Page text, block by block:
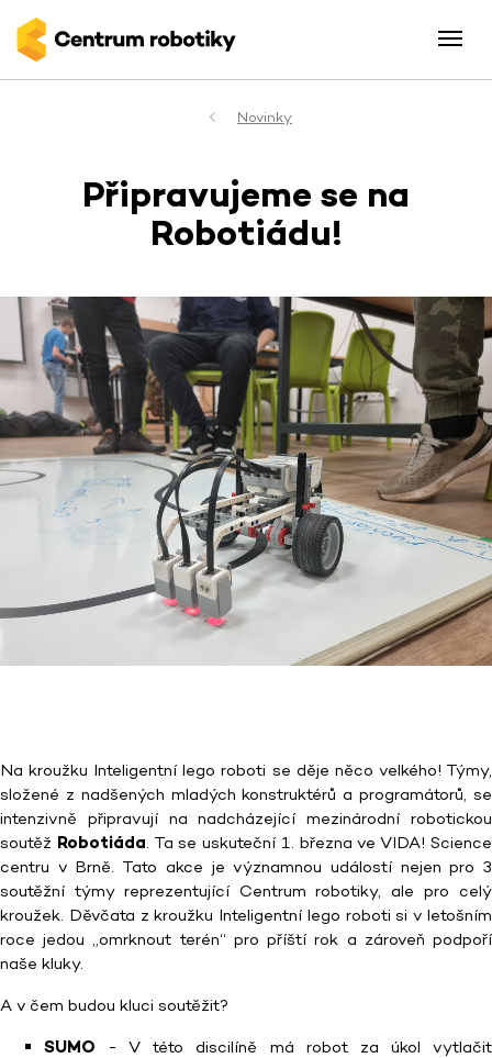
Novinky
Připravujeme se na
Robotiádu!
Na kroužku Inteligentní lego roboti se děje něco velkého! Týmy,
složené z nadšených mladých konstruktérů a programátorů, se
intenzivně připravují na nadcházející mezinárodní robotickou
soutěž Robotiáda. Ta se uskuteční 1. března ve VIDA! Science
centru v Brně. Tato akce je významnou událostí nejen pro 3
soutěžní týmy reprezentující Centrum robotiky, ale pro celý
kroužek. Děvčata z kroužku Inteligentní lego roboti si v letošním
roce jedou „omrknout terén“ pro příští rok a zároveň podpoří
naše kluky.
A v čem budou kluci soutěžit?
SUMO - V této discilíně má robot za úkol vytlačit